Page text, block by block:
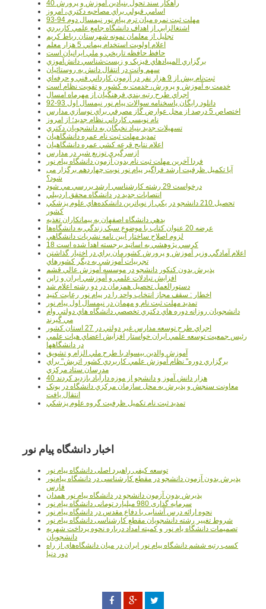
40 راهکار سند تحول بنيادين آموزش و پرورش
اسامي قبولي براي مصاحبه دکتري، امروز
مهلت ثبت نمره میان ترم پیام نور نیمسال دوم 94-93
اشتغالزايي از اهداف دانشگاه جامع علمي کاربردي
تجليل از معلمان نمونه شهرستان رباط کريم
اعلام اولويت استخدام پيماني 5 هزار معلم
حافظ حافظه تاريخي و ملي ايرانيان است
برگزاري المپيادهاي فيزيک و زيست‌شناسي دانش‌آموزي
سهم وانت در انتقال دانش به روستائيان
ثبت‌نام بيش از 9 هزار نفر در آزمون کارداني فني و حرفه‌اي
خدمت به آموزش و پرورش، خدمت به کشور و تقويت نظام است
اجراي طرح رتبه بندي فرهنگيان از مهرماه امسال
دانلود رایگان پاسخنامه سوالات پیام نور نیمسال اول 93-92
اختصاص 5 درصد از محل عوارض گاز مصرفي براي نوسازي مدارس
نام نويسي کارداني نظام جديد؛ از امروز
تسهيلات جديد بنياد نخبگان به دانشجويان دکتري
تمديد مهلت ثبت نام عمره دانشگاهيان
اعلام نتايج قرعه کشي عمره دانشگاهيان
ازسرگيري توزيع شير در مدارس
فردا آخرین مهلت ثبت نام بدون آزمون دانشگاه پیام نور
آیا تکمیل ظرفیت ارشد فراگیر پیام نور نوبت چهاردهم برگزار می
شود؟
درخواست 29 رشته کارشناسي ارشد بررسي مي شود
انتصابات جديد در دانشگاه محقق اردبيلي
تحصيل 210 دانشجو در يکي از نوپاترين دانشکده‌هاي علوم پزشکي
کشور
بدهي دانشگاه اصفهان به پيمانکاران تغذيه
عرضه 20 عنوان کتاب با موضوع سبک زندگي به دانشگاه‌ها
لزوم اصلاح ساختار آيين نامه نشريات دانشگاهي
18 کرسي پژوهشي به اساتيد برجسته اهدا شده است
اعلام آمادگي وزير آموزش و پرورش کشورمان براي در اختيار گذاشتن
تجربيات آموزشي به ديگر کشورهاي
پذيرش بدون کنکور دانشجو در موسسه آموزش عالي قشم
افزايش تبادلات علمي و آموزشي ايران و ژاپن
دستورالعمل تحصیل همزمان در دو رشته اعلام شد
اخطار : سقف مجاز انتخاب واحد را در پیام نور رعایت کنید
تمدید مهلت ثبت نام و مهمان در نیمسال اول پیام نور
دانشجويان روزانه دوره هاي دكتري تخصصي دانشگاه هاي دولتي وام
مي گيرند
اجراي طرح توسعه مدارس غير دولتي در 27 استان کشور
رئيس جمعيت توسعه علمي ايران خواستار افزايش اعضاي هيات علمي
در دانشگاهها
آموزش والدين بيسواد با طرح ملي الزام و تشويق
برگزاري دوره" نظام آموزش علمي كاربردي كشور اتريش" براي
مدرسان ستاد مرکزي
40 هزار دانش آموز و دانشجو از موزه دارآباد بازديد کردند
معاونت سنجش و پذيرش به محل سازمان مرکزي دانشگاه در پونک
انتقال يافت
تمديد ثبت نام تکميل ظرفيت گروه علوم پزشکي
اخبار دانشگاه پیام نور
توسعه کیفی راهبرد اصلی دانشگاه پیام نور
پذیرش بدون آزمون دانشجو در مقطع کارشناسی در دانشگاه پیام‌نور
فارس
پذیرش بدون آزمون دانشجو در دانشگاه پیام نور همدان
سرمایه گذاری 980 میلیارد تومانی دانشگاه پیام نور
نحوه ارائه درس آشنایی با دفاع مقدس در دانشگاه پیام نور
شروط تغییر رشته دانشجویان مقطع کارشناسی دانشگاه پیام نور
تصمیمات دانشگاه یام نور و کمیته امداد درباره نحوه پرداخت شهریه
دانشجویان
کسب رتبه ششم دانشگاه پیام نور ایران در میان دانشگاه‌های از راه
دور دنیا